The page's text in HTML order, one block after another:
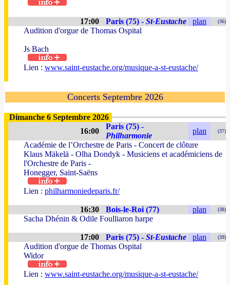
17:00 Paris (75) - St-Eustache plan (36)
Audition d'orgue de Thomas Ospital
Js Bach
Lien : www.saint-eustache.org/musique-a-st-eustache/
Concerts Septembre 2026
Dimanche 6 Septembre 2026
16:00
Paris (75) -
Philharmonie
plan (37)
Académie de l’Orchestre de Paris - Concert de clôture
Klaus Mäkelä - Olha Dondyk - Musiciens et académiciens de
l'Orchestre de Paris -
Honegger, Saint-Saëns
Lien : philharmoniedeparis.fr/
16:30 Bois-le-Roi (77) plan (38)
Sacha Dhénin & Odile Foulliaron harpe
17:00 Paris (75) - St-Eustache plan (39)
Audition d'orgue de Thomas Ospital
Widor
Lien : www.saint-eustache.org/musique-a-st-eustache/